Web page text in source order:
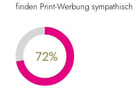
finden Print-Werbung sympathisch
72%